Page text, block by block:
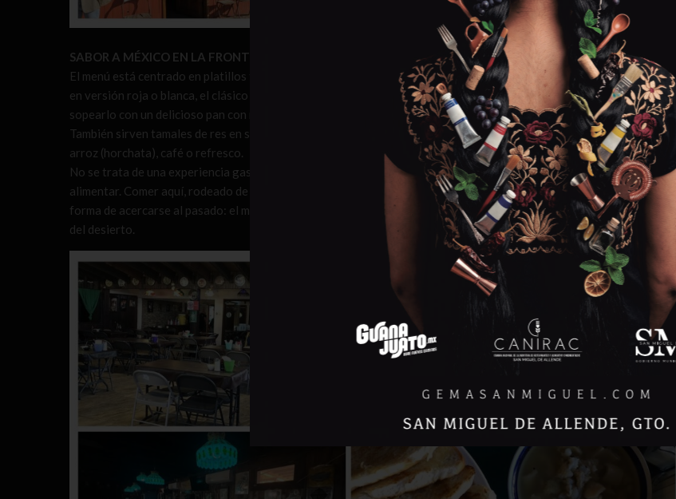
SABOR A MÉXICO EN LA FRONTERA
El menú está centrado en platillos tradicionales y sin reinterpretaciones. El más representativo es el menudo, servido
en versión roja o blanca, el clásico potaje asociado a jornadas largas y climas severos, solo que aquí se acostumbra a
sopearlo con un delicioso pan con mantequilla.
También sirven tamales de res en salsa roja o de elote, quesadillas, frijoles y molletes, todo acompañado con agua de
arroz (horchata), café o refresco.
No se trata de una experiencia gastronómica sofisticada, sino de una cocina funcional y honesta, pensada para
alimentar. Comer aquí, rodeado de objetos históricos y escenas del viejo valle, convierte una comida común en una
forma de acercarse al pasado: el mismo tipo de platos que sostuvieron a quienes cultivaron estas tierras bajo el sol
del desierto.